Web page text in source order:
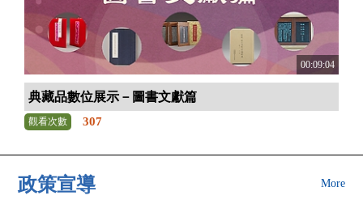
00:09:04
典藏品數位展示－圖書文獻篇
觀看次數 307
政策宣導 More